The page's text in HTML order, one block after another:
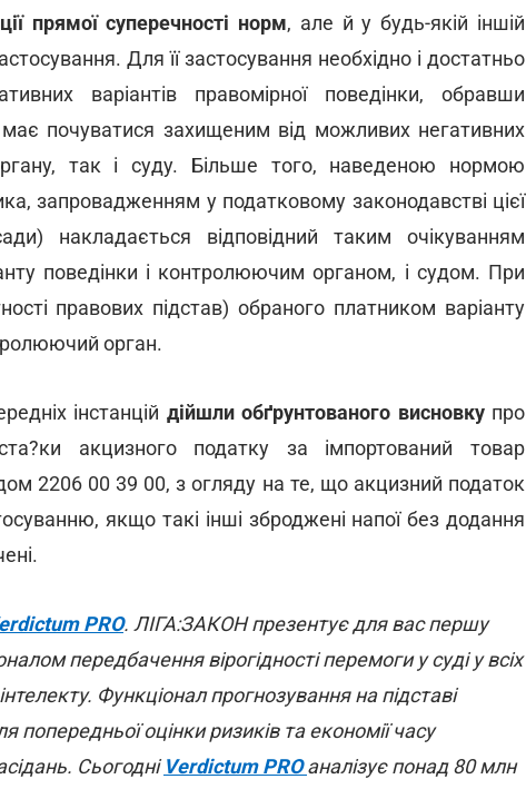
прямої суперечності норм, але й у будь-якій іншій
Для її застосування необхідно і достатньо
варіантів правомірної поведінки, обравши
почуватися захищеним від можливих негативних
так і суду. Більше того, наведеною нормою
запровадженням у податковому законодавстві цієї
накладається відповідний таким очікуванням
поведінки і контролюючим органом, і судом. При
правових підстав) обраного платником варіанту
орган.
інстанцій дійшли обґрунтованого висновкупро
акцизного податку за імпортований товар
2206 00 39 00, з огляду на те, що акцизний податок
якщо такі інші зброджені напої без додання
PRO. ЛІГА:ЗАКОН презентує для вас першу
передбачення вірогідності перемоги у суді у всіх
Функціонал прогнозування на підставі
попередньої оцінки ризиків та економії часу
СьогодніVerdictum PROаналізує понад 80 млн